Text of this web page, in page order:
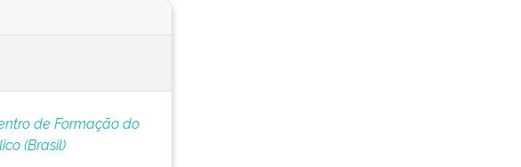
de Formação do
(Brasil)